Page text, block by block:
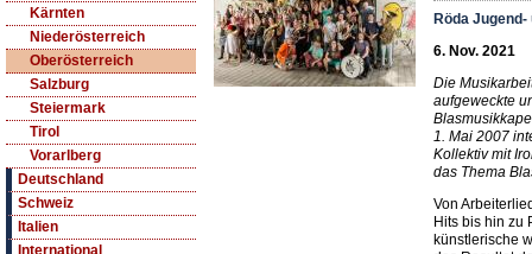
Kärnten
Niederösterreich
Oberösterreich
Salzburg
Steiermark
Tirol
Vorarlberg
Deutschland
Schweiz
Italien
International
Röda
6. Nov. 2021
Die
aufgeweckte
1. Mai 2007
Kollektiv mit
das Thema
Von
Hits bis hin zu
künstlerische